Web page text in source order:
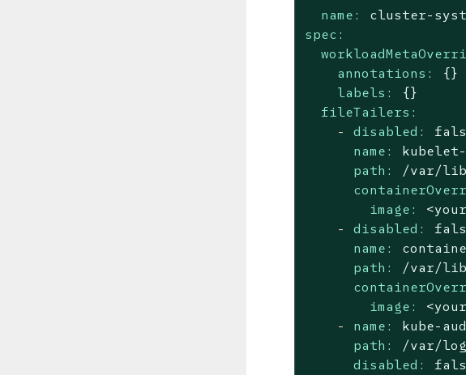
name:
cluster-
spec:
annotations:
{}
labels:
{}
fileTailers:
-
disabled:
name:
path:
/var/
image:
-
disabled:
name:
path:
/var/
image:
-
name:
kube-
path:
/var/
disabled: